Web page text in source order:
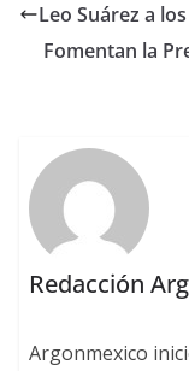
Leo Suárez a
Fomentan la
Redacción
Argonmexico